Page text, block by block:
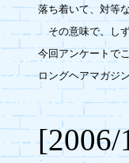
落ち着いて、対等
その意味で、しず
今回アンケートで
ロングヘアマガジ
[2006/